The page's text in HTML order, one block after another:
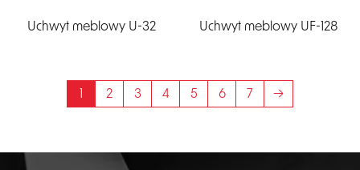
Uchwyt meblowy U-32 Uchwyt meblowy UF-128
2 3 4 5 6 7 →